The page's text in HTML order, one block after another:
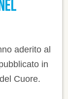
aderito al
in
Cuore.